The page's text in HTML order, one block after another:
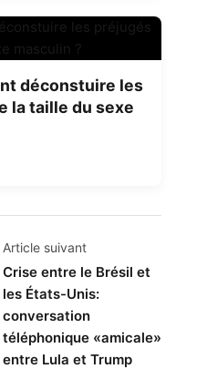
déconstuire les
la taille du sexe
Article suivant
Crise entre le Brésil et
les États-Unis:
conversation
téléphonique «amicale»
entre Lula et Trump